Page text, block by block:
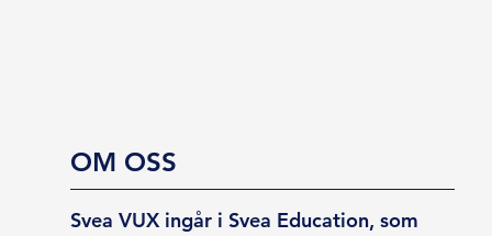
OM OSS
Svea VUX ingår i Svea Education, som